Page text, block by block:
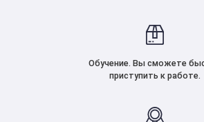
Обучение. Вы сможете
приступить к работе.